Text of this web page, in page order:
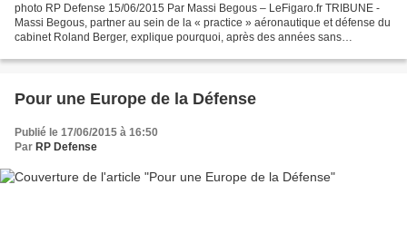
photo RP Defense 15/06/2015 Par Massi Begous – LeFigaro.fr TRIBUNE -
Massi Begous, partner au sein de la « practice » aéronautique et défense du
cabinet Roland Berger, explique pourquoi, après des années sans
Pour une Europe de la Défense
Publié le 17/06/2015 à 16:50
Par RP Defense